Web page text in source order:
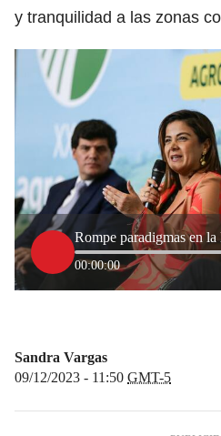
y tranquilidad a las zonas
00:00:00
Sandra Vargas
09/12/2023 - 11:50 GMT-5